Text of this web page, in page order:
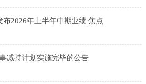
布2026年上半年中期业绩 焦点
减持计划实施完毕的公告